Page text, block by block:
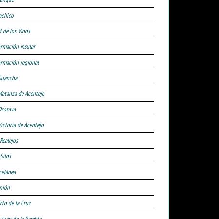
de los Vinos
insular
regional
de Acentejo
de Acentejo
de la Cruz